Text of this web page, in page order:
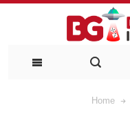
Home